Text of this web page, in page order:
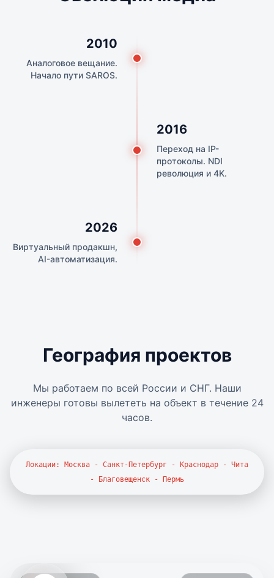
2010
Аналоговое вещание.
Начало пути SAROS.
2016
Переход на IP-
протоколы. NDI
революция и 4K.
2026
Виртуальный продакшн,
AI-автоматизация.
География проектов
Мы работаем по всей России и СНГ. Наши
инженеры готовы вылететь на объект в течение 24
часов.
Локации: Москва - Санкт-Петербург - Краснодар - Чита
- Благовещенск - Пермь